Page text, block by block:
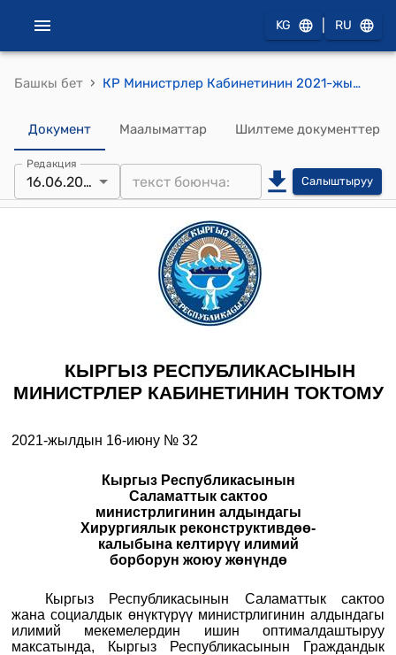
KG RU
Башкы бет › КР Министрлер Кабинетинин 2021-жылдын 16-июнундагы № 32 "Кыргыз Республикасынын Саламаттык сактоо министрлигинин алдындагы Хирургиялык реконструктивдөө-калыбына келтирүү илимий борборун жоюу жөнүндө" токтому
Документ Маалыматтар Шилтеме документтер
Редакция
16.06.2021 Салыштыруу